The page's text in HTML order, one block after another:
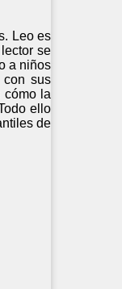
Leo es
se
a niños
con sus
la
ello
de